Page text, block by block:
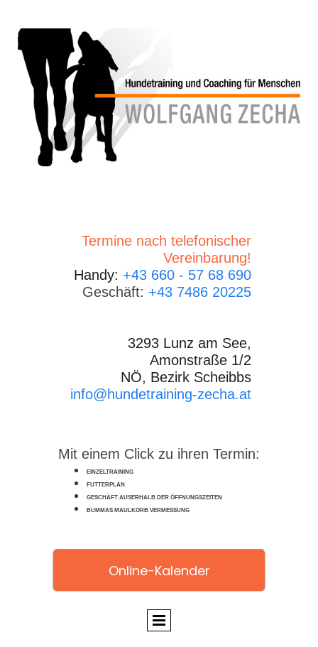
Termine nach telefonischer
Vereinbarung!
Handy: +43 660 - 57 68 690
Geschäft: +43 7486 20225
3293 Lunz am See,
Amonstraße 1/2
NÖ, Bezirk Scheibbs
info@hundetraining-zecha.at
Mit einem Click zu ihren Termin:
EINZELTRAINING
FUTTERPLAN
GESCHÄFT AUSERHALB DER ÖFFNUNGSZEITEN
BUMMAS MAULKORB VERMESSUNG
Online-Kalender